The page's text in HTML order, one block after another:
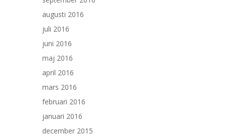
augusti 2016
juli 2016
juni 2016
maj 2016
april 2016
mars 2016
februari 2016
januari 2016
december 2015